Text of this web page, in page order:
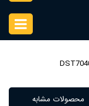
محصولات مشابه